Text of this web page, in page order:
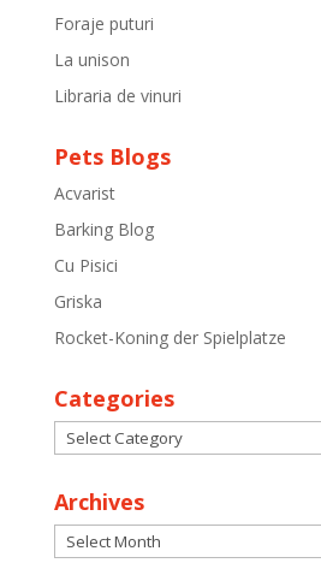
Foraje puturi
La unison
Libraria de vinuri
Pets Blogs
Acvarist
Barking Blog
Cu Pisici
Griska
Rocket-Koning der Spielplatze
Categories
Categories
Archives
Archives